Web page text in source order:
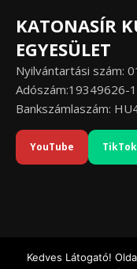
KATONASÍR
EGYESÜLET
Nyilvántartási szám:
Adószám:19349626-
Bankszámlaszám:
YouTube TikTok
Kedves Látogató!